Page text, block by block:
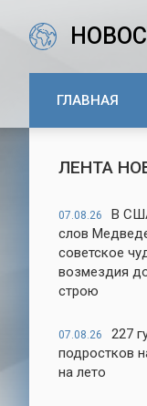
ГЛАВНАЯ
ЛЕНТА
07.08.26
В
слов
советское
возмездия
строю
07.08.26
227
подростков
на лето